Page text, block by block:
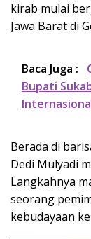
kirab mulai
Jawa Barat di
Baca Juga :
Bupati
Berada di
Dedi Mulyadi
Langkahnya
seorang
kebudayaan